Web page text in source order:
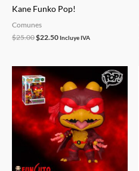
Kane Funko Pop!
Comunes
$25.00$22.50 Incluye IVA
El
precio
original
era:
$25.00.
precio
actual
es:
$22.50.